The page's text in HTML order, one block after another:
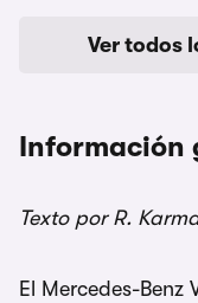
Ver todos
Información
Texto por R.
El Mercedes-